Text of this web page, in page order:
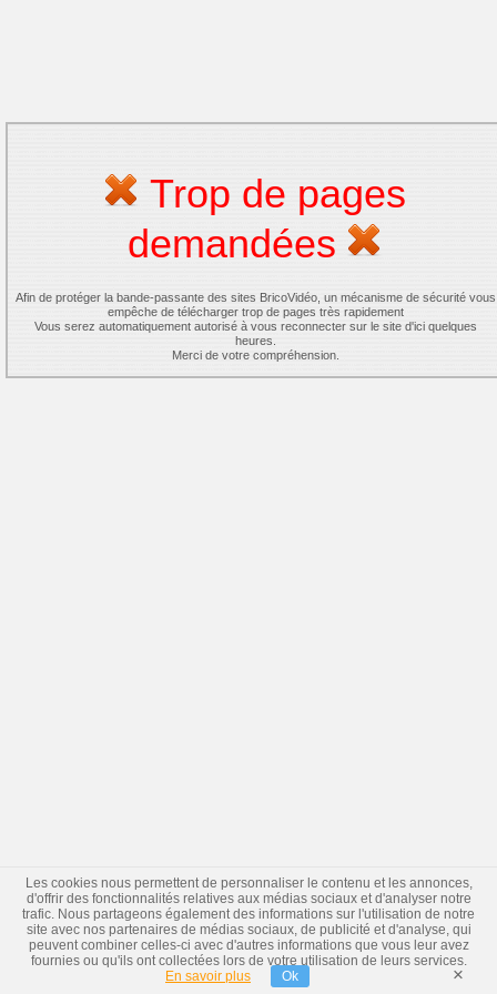
Trop de pages
demandées
Afin de protéger la bande-passante des sites BricoVidéo, un mécanisme de sécurité vous
empêche de télécharger trop de pages très rapidement
Vous serez automatiquement autorisé à vous reconnecter sur le site d'ici quelques
heures.
Merci de votre compréhension.
Les cookies nous permettent de personnaliser le contenu et les annonces,
d'offrir des fonctionnalités relatives aux médias sociaux et d'analyser notre
trafic. Nous partageons également des informations sur l'utilisation de notre
site avec nos partenaires de médias sociaux, de publicité et d'analyse, qui
peuvent combiner celles-ci avec d'autres informations que vous leur avez
fournies ou qu'ils ont collectées lors de votre utilisation de leurs services.
En savoir plus
Ok ×